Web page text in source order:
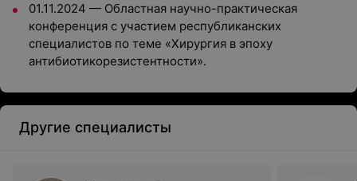
01.11.2024 — Областная научно-практическая
конференция с участием республиканских
специалистов по теме «Хирургия в эпоху
антибиотикорезистентности».
Другие специалисты